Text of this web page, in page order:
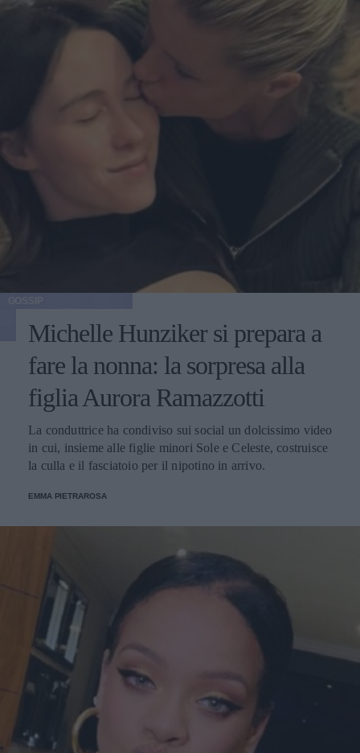
Michelle Hunziker si prepara a
fare la nonna: la sorpresa alla
figlia Aurora Ramazzotti
La conduttrice ha condiviso sui social un dolcissimo video
in cui, insieme alle figlie minori Sole e Celeste, costruisce
la culla e il fasciatoio per il nipotino in arrivo.
EMMA PIETRAROSA